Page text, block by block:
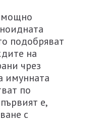
мощно
подобряват
на
чрез
имунната
по
е,
с